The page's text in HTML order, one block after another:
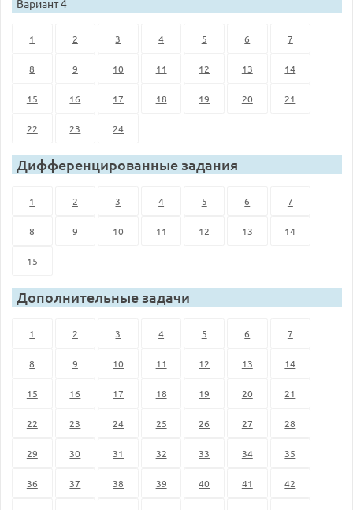
Вариант 4
1 2 3 4 5 6 7
8 9 10 11 12 13 14
15 16 17 18 19 20 21
22 23 24
Дифференцированные задания
1 2 3 4 5 6 7
8 9 10 11 12 13 14
15
Дополнительные задачи
1 2 3 4 5 6 7
8 9 10 11 12 13 14
15 16 17 18 19 20 21
22 23 24 25 26 27 28
29 30 31 32 33 34 35
36 37 38 39 40 41 42